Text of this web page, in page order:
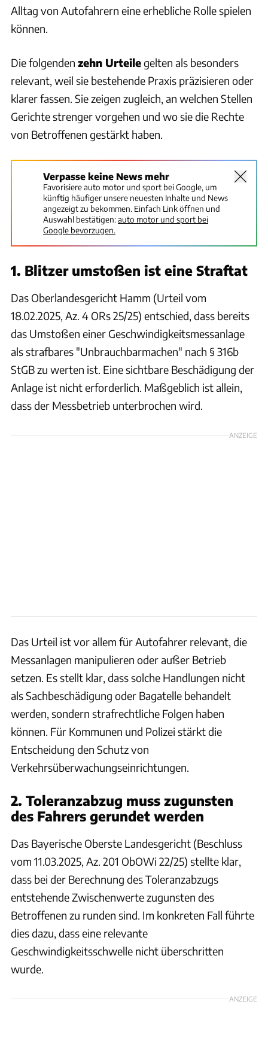
Alltag von Autofahrern eine erhebliche Rolle spielen
können.
Die folgenden zehn Urteilegelten als besonders
relevant, weil sie bestehende Praxis präzisieren oder
klarer fassen. Sie zeigen zugleich, an welchen Stellen
Gerichte strenger vorgehen und wo sie die Rechte
von Betroffenen gestärkt haben.
Verpasse keine News mehr
Favorisiere auto motor und sport bei Google, um
künftig häufiger unsere neuesten Inhalte und News
angezeigt zu bekommen. Einfach Link öffnen und
Auswahl bestätigen:auto motor und sport bei
Google bevorzugen.
1. Blitzer umstoßen ist eine Straftat
Das Oberlandesgericht Hamm (Urteil vom
18.02.2025, Az. 4 ORs 25/25) entschied, dass bereits
das Umstoßen einer Geschwindigkeitsmessanlage
als strafbares "Unbrauchbarmachen" nach § 316b
StGB zu werten ist. Eine sichtbare Beschädigung der
Anlage ist nicht erforderlich. Maßgeblich ist allein,
dass der Messbetrieb unterbrochen wird.
ANZEIGE
Das Urteil ist vor allem für Autofahrer relevant, die
Messanlagen manipulieren oder außer Betrieb
setzen. Es stellt klar, dass solche Handlungen nicht
als Sachbeschädigung oder Bagatelle behandelt
werden, sondern strafrechtliche Folgen haben
können. Für Kommunen und Polizei stärkt die
Entscheidung den Schutz von
Verkehrsüberwachungseinrichtungen.
2. Toleranzabzug muss zugunsten
des Fahrers gerundet werden
Das Bayerische Oberste Landesgericht (Beschluss
vom 11.03.2025, Az. 201 ObOWi 22/25) stellte klar,
dass bei der Berechnung des Toleranzabzugs
entstehende Zwischenwerte zugunsten des
Betroffenen zu runden sind. Im konkreten Fall führte
dies dazu, dass eine relevante
Geschwindigkeitsschwelle nicht überschritten
wurde.
ANZEIGE